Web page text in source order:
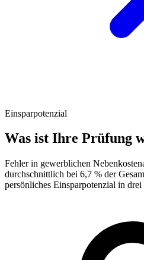
Einsparpotenzial
Was ist Ihre Prüfung
Fehler in gewerblichen
durchschnittlich bei 6,7 % der
persönliches Einsparpotenzial in drei